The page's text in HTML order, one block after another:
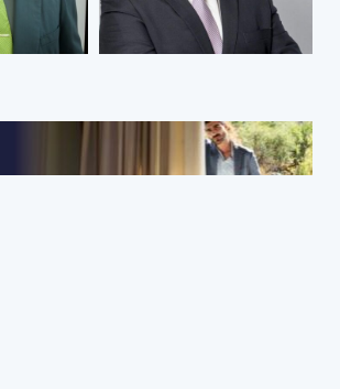
experiencia
vivida